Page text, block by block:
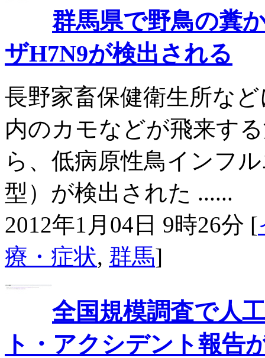
群馬県で野鳥の糞
ザH7N9が検出される
長野家畜保健衛生所な
内のカモなどが飛来す
ら、低病原性鳥インフ
型）が検出された ......
2012年1月04日 9時26分 [
療・症状, 群馬]
全国規模調査で人
ト・アクシデント報告